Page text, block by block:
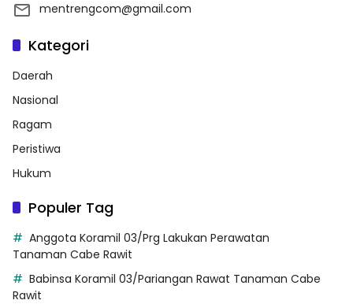
mentrengcom@gmail.com
Kategori
Daerah
Nasional
Ragam
Peristiwa
Hukum
Populer Tag
Anggota Koramil 03/Prg Lakukan Perawatan
Tanaman Cabe Rawit
Babinsa Koramil 03/Pariangan Rawat Tanaman Cabe
Rawit